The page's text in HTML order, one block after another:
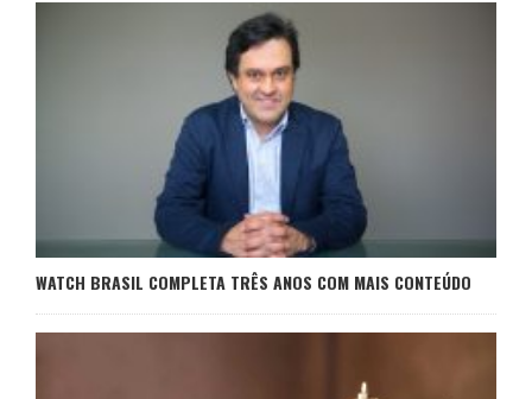
WATCH BRASIL COMPLETA TRÊS ANOS COM MAIS CONTEÚDO